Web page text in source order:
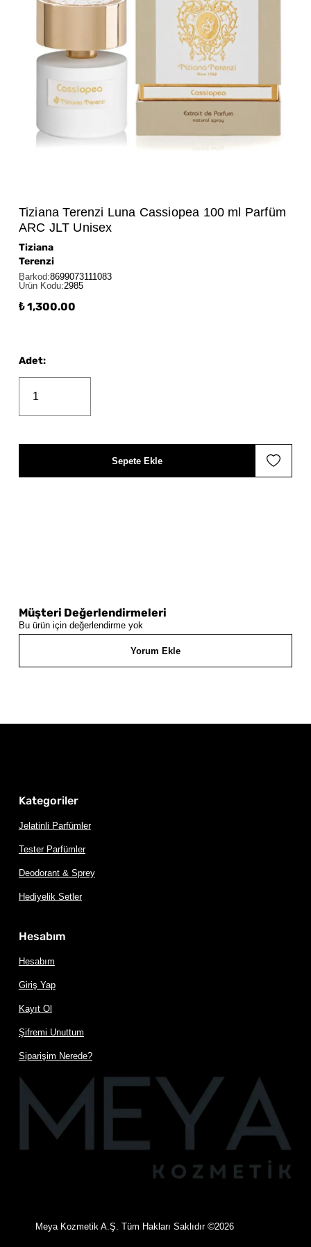
Tiziana Terenzi Luna Cassiopea 100 ml Parfüm
ARC JLT Unisex
Tiziana
Terenzi
Barkod:8699073111083
Ürün Kodu:2985
₺ 1,300.00
Adet:
Sepete Ekle
Müşteri Değerlendirmeleri
Bu ürün için değerlendirme yok
Yorum Ekle
Kategoriler
Jelatinli Parfümler
Tester Parfümler
Deodorant & Sprey
Hediyelik Setler
Hesabım
Hesabım
Giriş Yap
Kayıt Ol
Şifremi Unuttum
Siparişim Nerede?
Meya Kozmetik A.Ş. Tüm Hakları Saklıdır ©2026